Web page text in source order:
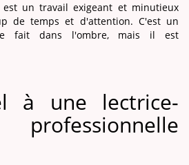
est un travail exigeant et minutieux
de temps et d'attention. C'est un
fait dans l'ombre, mais il est
à une lectrice-
professionnelle